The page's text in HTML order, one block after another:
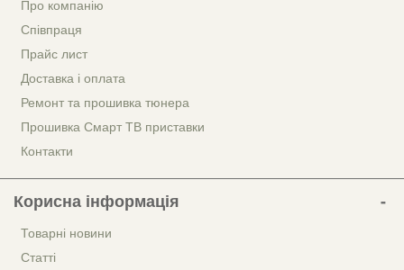
Про компанію
Співпраця
Прайс лист
Доставка і оплата
Ремонт та прошивка тюнера
Прошивка Смарт ТВ приставки
Контакти
Корисна інформація
Товарні новини
Статті